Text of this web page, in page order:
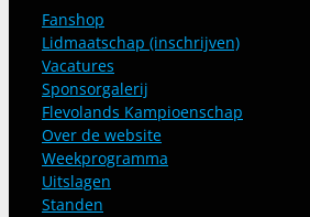
Fanshop
Lidmaatschap (inschrijven)
Vacatures
Sponsorgalerij
Flevolands Kampioenschap
Over de website
Weekprogramma
Uitslagen
Standen